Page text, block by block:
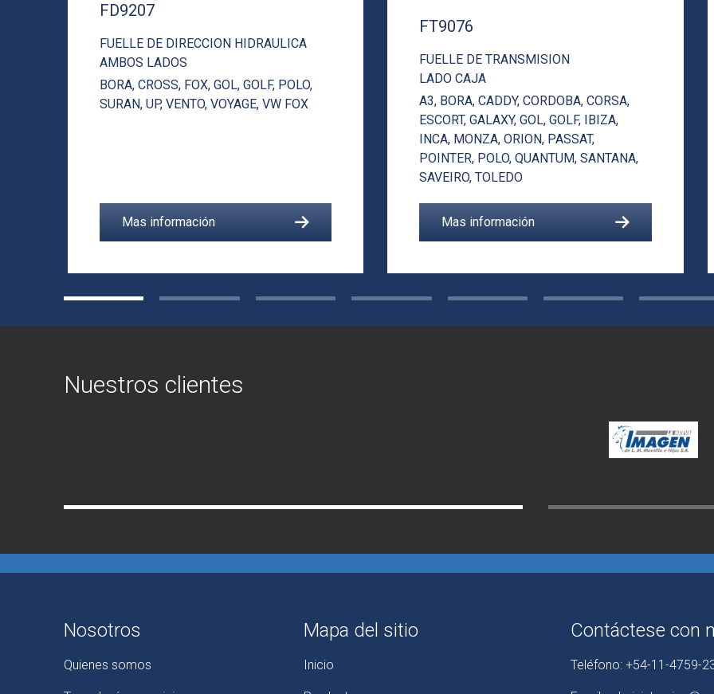
FD9207
FUELLE DE DIRECCION HIDRAULICA
AMBOS LADOS
BORA, CROSS, FOX, GOL, GOLF, POLO,
SURAN, UP, VENTO, VOYAGE, VW FOX
Mas información
FT9076
FUELLE DE TRANSMISION
LADO CAJA
A3, BORA, CADDY, CORDOBA, CORSA,
ESCORT, GALAXY, GOL, GOLF, IBIZA,
INCA, MONZA, ORION, PASSAT,
POINTER, POLO, QUANTUM, SANTANA,
SAVEIRO, TOLEDO
Mas información
Nuestros clientes
Nosotros
Quienes somos
Mapa del sitio
Inicio
Contáctese con
Teléfono: +54-11-4759-